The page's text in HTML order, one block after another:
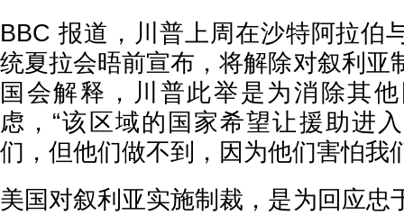
BBC 报道，川普上周在沙特阿拉伯
统夏拉会晤前宣布，将解除对叙利亚
国会解释，川普此举是为消除其
虑，“该区域的国家希望让援助进
们，但他们做不到，因为他们害怕我
美国对叙利亚实施制裁，是为回应忠